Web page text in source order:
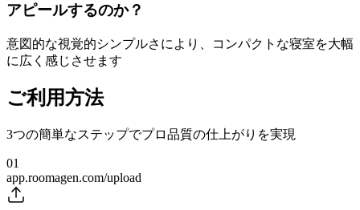
アピールするのか？
意図的な視覚的シンプルさにより、コンパクトな寝室を大幅
に広く感じさせます
ご利用方法
3つの簡単なステップでプロ品質の仕上がりを実現
01
app.roomagen.com/upload